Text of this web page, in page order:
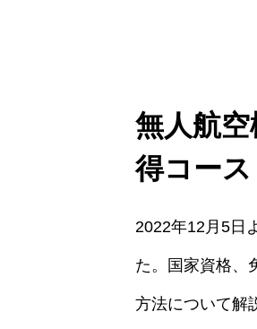
無人航
得コース
2022年12月5日
た。国家資格、
方法について解